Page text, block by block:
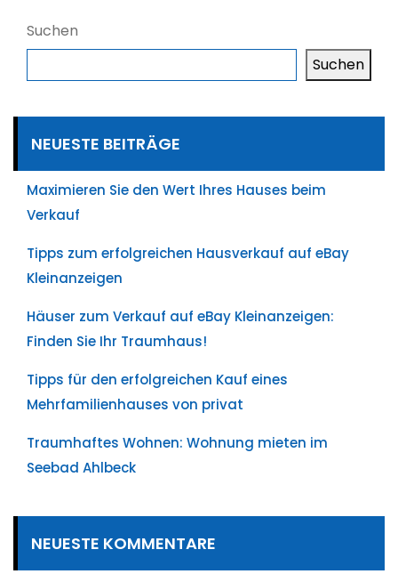
Suchen
Suchen
NEUESTE BEITRÄGE
Maximieren Sie den Wert Ihres Hauses beim
Verkauf
Tipps zum erfolgreichen Hausverkauf auf eBay
Kleinanzeigen
Häuser zum Verkauf auf eBay Kleinanzeigen:
Finden Sie Ihr Traumhaus!
Tipps für den erfolgreichen Kauf eines
Mehrfamilienhauses von privat
Traumhaftes Wohnen: Wohnung mieten im
Seebad Ahlbeck
NEUESTE KOMMENTARE